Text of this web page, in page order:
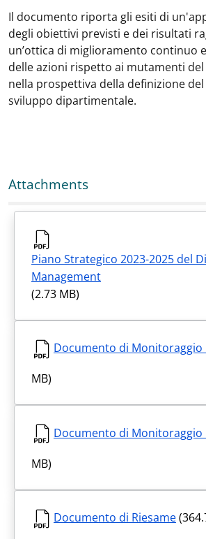
Il documento riporta gli esiti di
degli obiettivi previsti e dei risultati
un’ottica di miglioramento continuo
delle azioni rispetto ai mutamenti
nella prospettiva della definizione
sviluppo dipartimentale.
Attachments
Piano Strategico 2023-2025 del
Management
(2.73 MB)
Documento di Monitoraggio
MB)
Documento di Monitoraggio
MB)
Documento di Riesame